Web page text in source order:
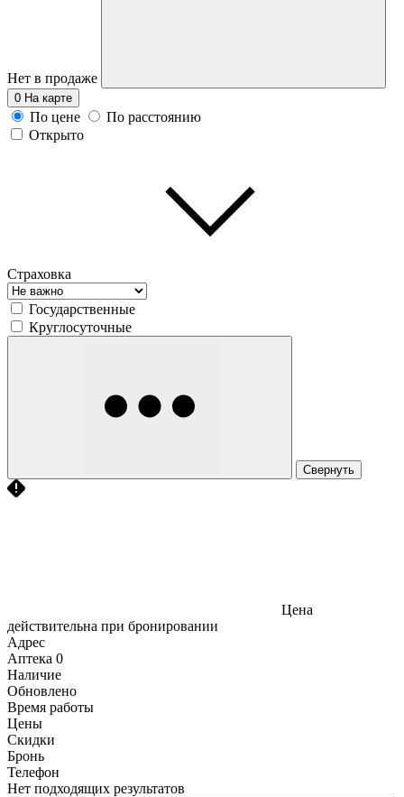
Нет в продаже
0 На карте
По цене
По расстоянию
Открыто
Страховка
Государственные
Круглосуточные
Свернуть
Цена
действительна при бронировании
Адрес
Аптека 0
Наличие
Обновлено
Время работы
Цены
Скидки
Бронь
Телефон
Нет подходящих результатов